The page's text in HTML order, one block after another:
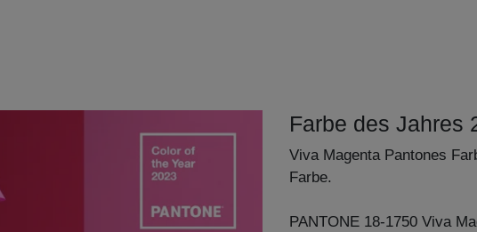
Farbe des Jahres
Viva Magenta Pantones
Farbe.
PANTONE 18-1750 Viva